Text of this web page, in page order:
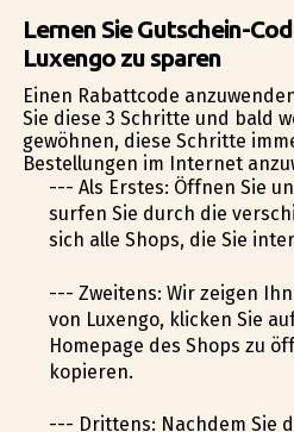
Lernen Sie Gutschein-
Luxengo zu sparen
Einen Rabattcode
Sie diese 3 Schritte und bald
gewöhnen, diese Schritte
Bestellungen im Internet
--- Als Erstes: Öffnen Sie
surfen Sie durch die
sich alle Shops, die Sie
--- Zweitens: Wir zeigen
von Luxengo, klicken Sie
Homepage des Shops zu
kopieren.
--- Drittens: Nachdem Sie